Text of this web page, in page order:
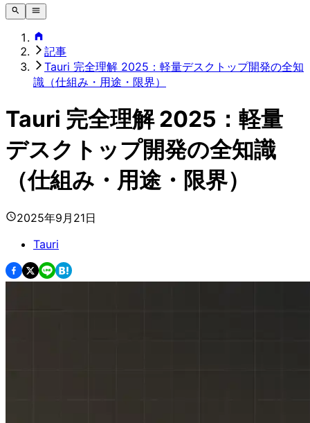
記事
Tauri 完全理解 2025：軽量デスクトップ開発の全知
識（仕組み・用途・限界）
Tauri 完全理解 2025：軽量
デスクトップ開発の全知識
（仕組み・用途・限界）
2025年9月21日
Tauri